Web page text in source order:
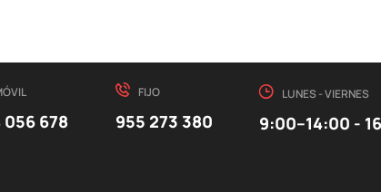
056 678
FIJO
955 273 380
LUNES - VIERNES
9:00–14:00 -